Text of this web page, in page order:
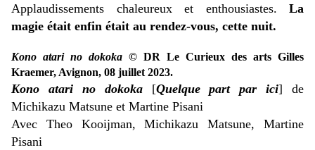
Applaudissements chaleureux et enthousiastes. La
magie était enfin était au rendez-vous, cette nuit.
Kono atari no dokoka © DR Le Curieux des arts Gilles
Kraemer, Avignon, 08 juillet 2023.
Kono atari no dokoka[Quelque part par ici] de
Michikazu Matsune et Martine Pisani
Avec Theo Kooijman, Michikazu Matsune, Martine
Pisani